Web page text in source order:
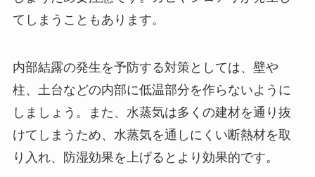
てしまうこともあります。
内部結露の発生を予防する対策としては、壁や
柱、土台などの内部に低温部分を作らないように
しましょう。また、水蒸気は多くの建材を通り抜
けてしまうため、水蒸気を通しにくい断熱材を取
り入れ、防湿効果を上げるとより効果的です。